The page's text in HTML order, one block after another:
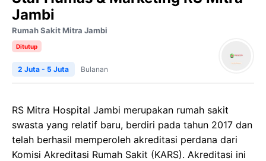
Jambi
Rumah Sakit Mitra Jambi
Ditutup
2 Juta - 5 Juta Bulanan
RS Mitra Hospital Jambi merupakan rumah sakit
swasta yang relatif baru, berdiri pada tahun 2017 dan
telah berhasil memperoleh akreditasi perdana dari
Komisi Akreditasi Rumah Sakit (KARS). Akreditasi ini